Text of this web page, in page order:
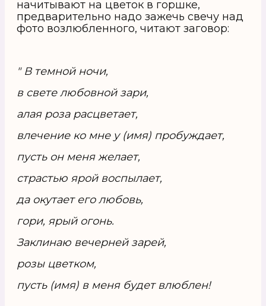
начитывают на цветок в горшке,
предварительно надо зажечь свечу над
фото возлюбленного, читают заговор:
" В темной ночи,
в свете любовной зари,
алая роза расцветает,
влечение ко мне у (имя) пробуждает,
пусть он меня желает,
страстью ярой воспылает,
да окутает его любовь,
гори, ярый огонь.
Заклинаю вечерней зарей,
розы цветком,
пусть (имя) в меня будет влюблен!